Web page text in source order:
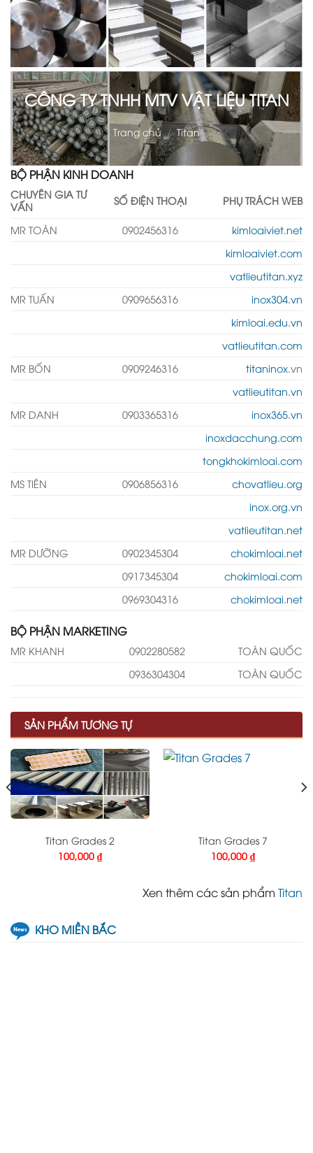
CÔNG TY TNHH MTV VẬT LIỆU TITAN
Trang chủ / Titan
BỘ PHẬN KINH DOANH
CHUYÊN GIA TƯ
VẤN
SỐ ĐIỆN THOẠI PHỤ TRÁCH WEB
MR TOÀN 0902456316
kimloaiviet.net
kimloaiviet.com
vatlieutitan.xyz
MR TUẤN
0909656316
inox304.vn
kimloai.edu.vn
vatlieutitan.com
MR BỐN
0909246316 titaninox.vn
vatlieutitan.vn
MR DANH
0903365316
inox365.vn
inoxdacchung.com
tongkhokimloai.com
MS TIÊN
0906856316
chovatlieu.org
inox.org.vn
vatlieutitan.net
MR DƯỠNG
0902345304
chokimloai.net
0917345304
chokimloai.com
0969304316
chokimloai.net
BỘ PHẬN MARKETING
MR KHANH 0902280582
TOÀN QUỐC
0936304304
TOÀN QUỐC
SẢN PHẨM TƯƠNG TỰ
Titan Grades 2
100,000 ₫
Titan Grades 7
100,000 ₫
Xen thêm các sản phẩm Titan
KHO MIỀN BẮC